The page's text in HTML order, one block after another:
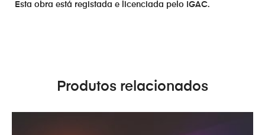
Esta obra está registada e licenciada pelo IGAC.
Produtos relacionados